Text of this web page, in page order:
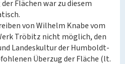
Flächen war zu diesem
von Wilhelm Knabe vom
Tröbitz nicht möglich, den
Landeskultur der Humboldt-
Überzug der Fläche (lt.